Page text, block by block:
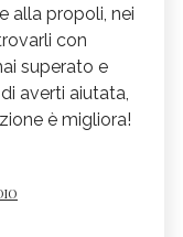
alla propoli, nei
con
superato e
averti aiutata,
è migliora!